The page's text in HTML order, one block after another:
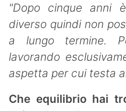
"Dopo cinque anni
diverso quindi non
a lungo termine.
lavorando
aspetta per cui testa
Che equilibrio hai